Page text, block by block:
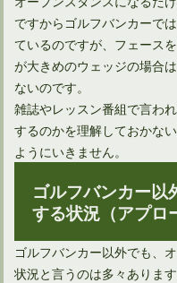
ドライバーを構えたときの
ですからゴルフバンカーで
ているのですが、フェース
が大きめのウェッジの場合
ないのです。
雑誌やレッスン番組で言わ
するのかを理解しておかな
ようにいきません。
ゴルフバンカー以
する状況（アプロ
ゴルフバンカー以外でも、
状況と言うのは多々あります